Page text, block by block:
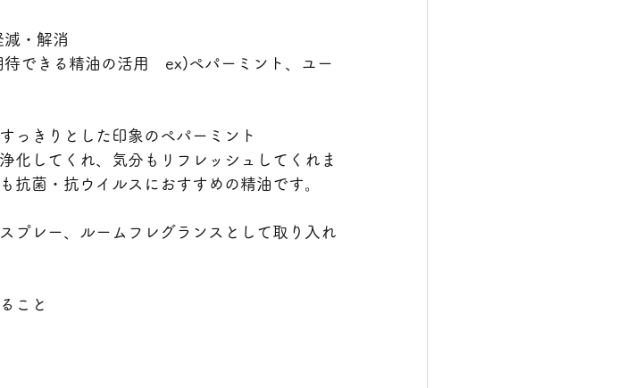
減・解消
できる精油の活用　ex)ペパーミント、ユー
っきりとした印象のペパーミント
化してくれ、気分もリフレッシュしてくれま
抗菌・抗ウイルスにおすすめの精油です。
プレー、ルームフレグランスとして取り入れ
こと